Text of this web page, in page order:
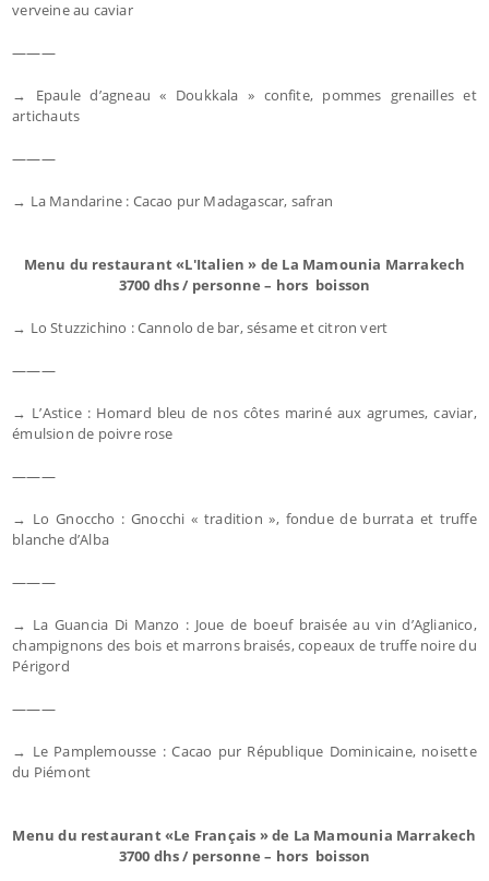
verveine au caviar
———
→ Epaule d’agneau « Doukkala » confite, pommes grenailles et
artichauts
———
→ La Mandarine : Cacao pur Madagascar, safran
Menu du restaurant «L'Italien » de La Mamounia Marrakech
3700 dhs / personne – hors boisson
→ Lo Stuzzichino : Cannolo de bar, sésame et citron vert
———
→ L’Astice : Homard bleu de nos côtes mariné aux agrumes, caviar,
émulsion de poivre rose
———
→ Lo Gnoccho : Gnocchi « tradition », fondue de burrata et truffe
blanche d’Alba
———
→ La Guancia Di Manzo : Joue de boeuf braisée au vin d’Aglianico,
champignons des bois et marrons braisés, copeaux de truffe noire du
Périgord
———
→ Le Pamplemousse : Cacao pur République Dominicaine, noisette
du Piémont
Menu du restaurant «Le Français » de La Mamounia Marrakech
3700 dhs / personne – hors boisson